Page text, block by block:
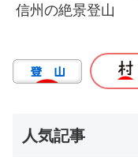
信州の絶景登山
人気記事